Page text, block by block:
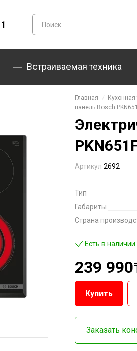
Встраиваемая техника
Главная Кухонная
панель Bosch
Артикул 2692
Тип
Габариты
Страна
Есть в наличии
239 990
Купить
Заказать